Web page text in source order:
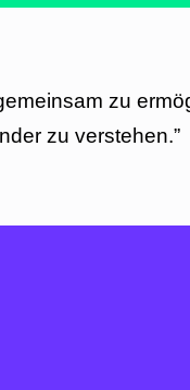
zu
zu verstehen.”